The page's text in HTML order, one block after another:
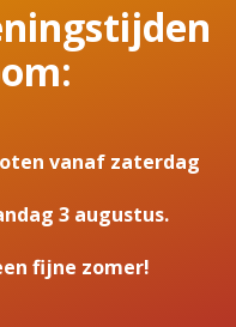
vanaf zaterdag
3 augustus.
fijne zomer!